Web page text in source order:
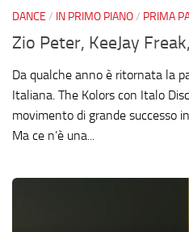
DANCE / IN PRIMO PIANO/ PRIMA
Zio Peter, KeeJay
Da qualche anno è ritornata la
Italiana. The Kolors con Italo
movimento di grande successo
Ma ce n’è una...